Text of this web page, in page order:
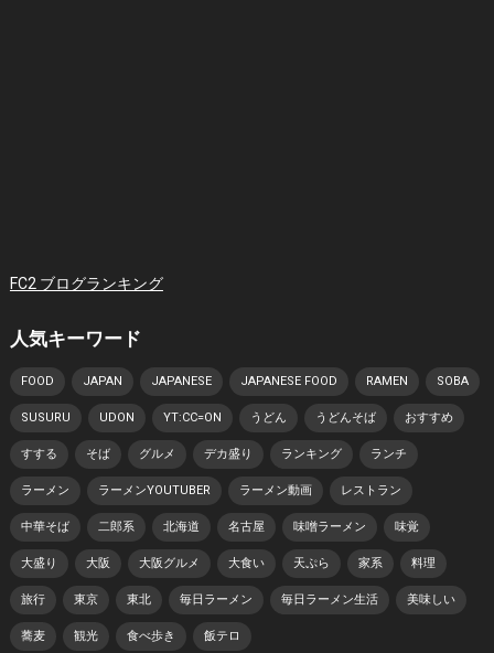
FC2 ブログランキング
人気キーワード
FOOD JAPAN JAPANESE JAPANESE FOOD RAMEN SOBA
SUSURU UDON YT:CC=ON うどん うどんそば おすすめ
すする そば グルメ デカ盛り ランキング ランチ
ラーメン ラーメンYOUTUBER ラーメン動画 レストラン
中華そば 二郎系 北海道 名古屋 味噌ラーメン 味覚
大盛り 大阪 大阪グルメ 大食い 天ぷら 家系 料理
旅行 東京 東北 毎日ラーメン 毎日ラーメン生活 美味しい
蕎麦 観光 食べ歩き 飯テロ